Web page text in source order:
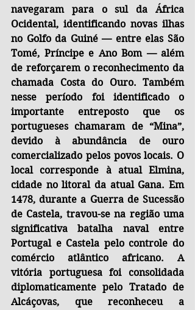
navegaram para o sul da África
Ocidental, identificando novas ilhas
no Golfo da Guiné — entre elas São
Tomé, Príncipe e Ano Bom — além
de reforçarem o reconhecimento da
chamada Costa do Ouro. Também
nesse período foi identificado o
importante entreposto que os
portugueses chamaram de “Mina”,
devido à abundância de ouro
comercializado pelos povos locais. O
local corresponde à atual Elmina,
cidade no litoral da atual Gana. Em
1478, durante a Guerra de Sucessão
de Castela, travou-se na região uma
significativa batalha naval entre
Portugal e Castela pelo controle do
comércio atlântico africano. A
vitória portuguesa foi consolidada
diplomaticamente pelo Tratado de
Alcáçovas, que reconheceu a